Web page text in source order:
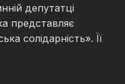
депутатці
представляє
солідарність». Її